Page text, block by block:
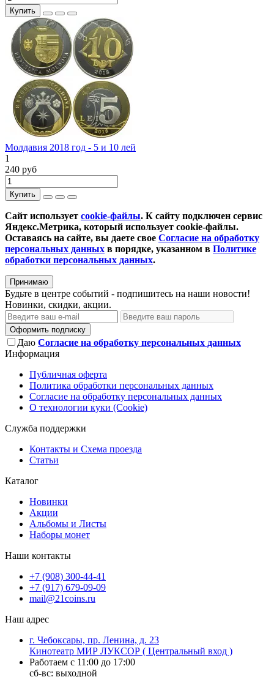
Купить
Молдавия 2018 год - 5 и 10 лей
1
240 руб
Купить
Сайт использует cookie-файлы. К cайту подключен сервис
Яндекс.Метрика, который использует cookie-файлы.
Оставаясь на сайте, вы даете свое Согласие на обработку
персональных данных в порядке, указанном в Политике
обработки персональных данных.
Принимаю
Будьте в центре событий - подпишитесь на наши новости!
Новинки, скидки, акции.
Оформить подписку
Даю Согласие на обработку персональных данных
Информация
Публичная оферта
Политика обработки персональных данных
Согласие на обработку персональных данных
О технологии куки (Cookie)
Служба поддержки
Контакты и Схема проезда
Статьи
Каталог
Новинки
Акции
Альбомы и Листы
Наборы монет
Наши контакты
+7 (908) 300-44-41
+7 (917) 679-09-09
mail@21coins.ru
Наш адрес
г. Чебоксары, пр. Ленина, д. 23
Кинотеатр МИР ЛУКСОР ( Центральный вход )
Работаем с 11:00 до 17:00
сб-вс: выходной